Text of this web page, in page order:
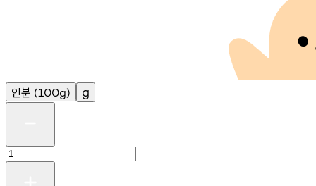
인분 (100g) g